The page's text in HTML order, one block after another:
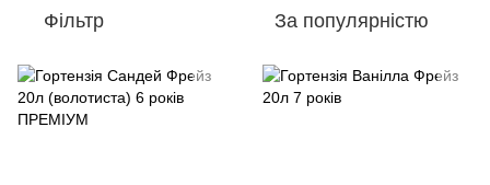
Фільтр За популярністю